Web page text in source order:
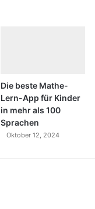
Die beste Mathe-
Lern-App für Kinder
in mehr als 100
Sprachen
Oktober 12, 2024